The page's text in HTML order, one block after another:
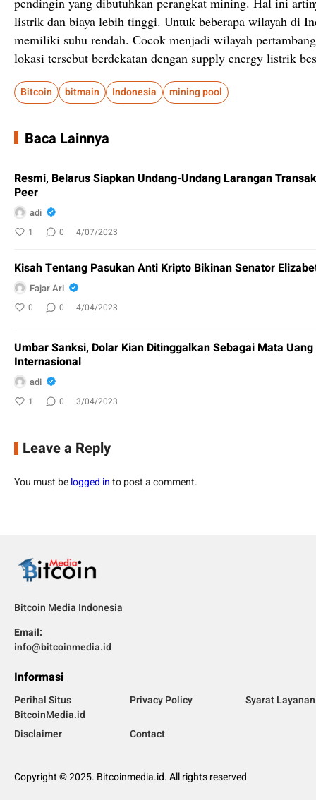
listrik dan biaya lebih tinggi. Untuk beberapa wilayah di
memiliki suhu rendah. Cocok menjadi wilayah
lokasi tersebut berdekatan dengan supply energy listrik
Bitcoin bitmain Indonesia mining pool
Baca Lainnya
Resmi, Belarus Siapkan Undang-Undang Larangan
Peer
adi
1 0 4/07/2023
Kisah Tentang Pasukan Anti Kripto Bikinan Senator
Fajar Ari
0 0 4/04/2023
Umbar Sanksi, Dolar Kian Ditinggalkan Sebagai Mata Uang
Internasional
adi
1 0 3/04/2023
Leave a Reply
You must belogged into post a comment.
Bitcoin Media Indonesia
Email:
info@bitcoinmedia.id
Informasi
Perihal Situs
BitcoinMedia.id
Privacy Policy Syarat Layanan
Disclaimer Contact
Copyright © 2025. Bitcoinmedia.id. All rights reserved